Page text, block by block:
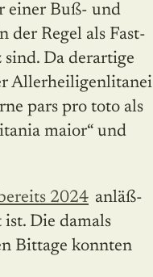
einer Buß- und
der Regel als Fast­
Da derartige
Allerheiligenlitanei
pars pro toto als
maior“ und
2024 anläß­
ist. Die damals
Bittage konnten